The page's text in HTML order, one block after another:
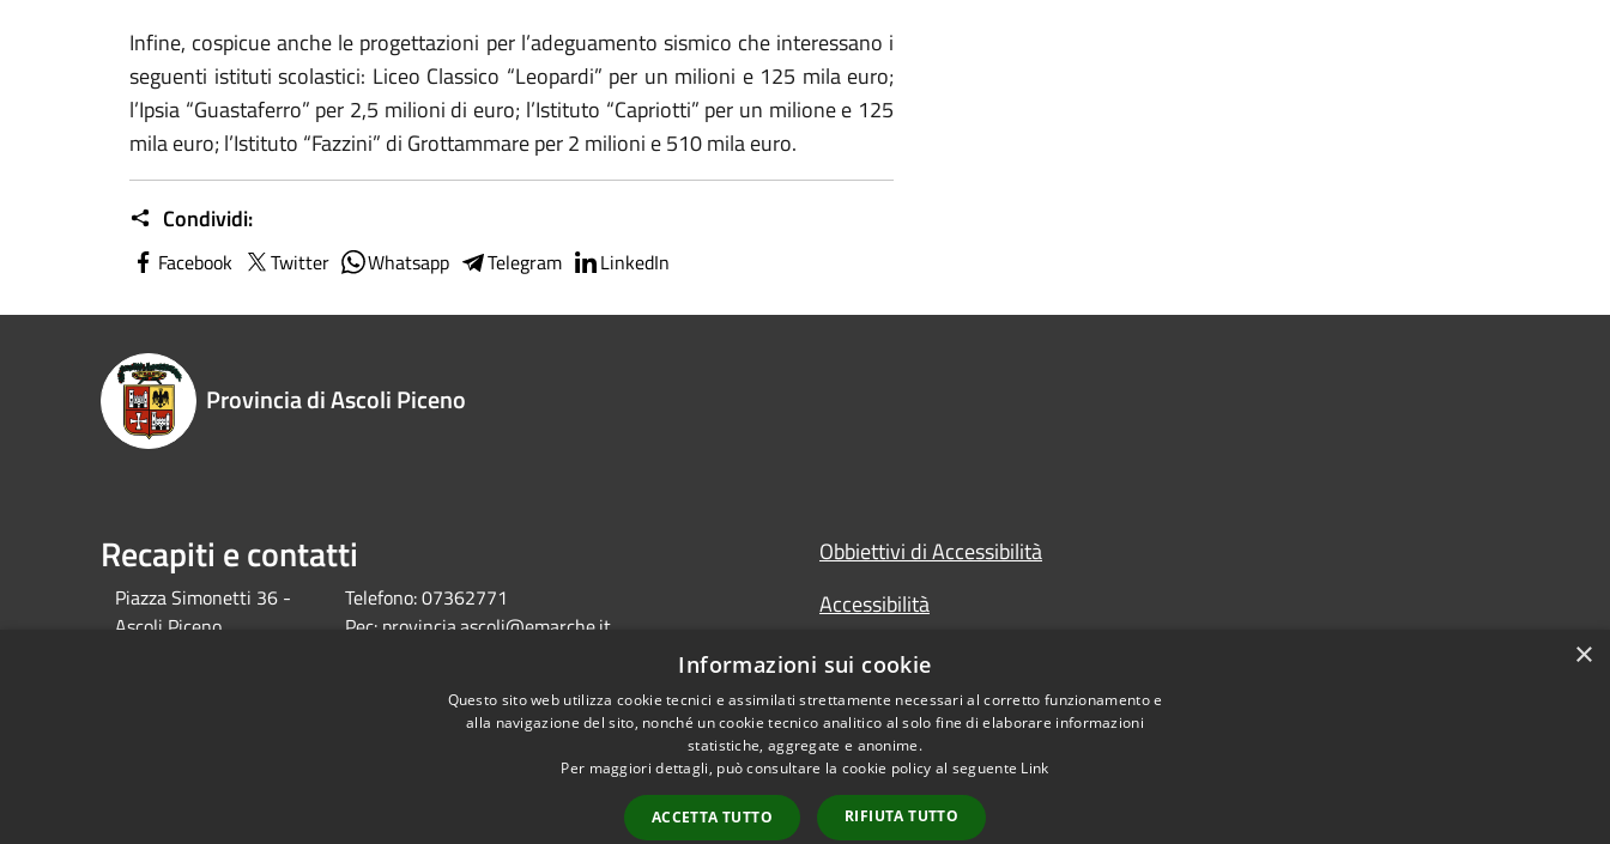
Infine, cospicue anche le progettazioni per l’adeguamento sismico che interessano i
seguenti istituti scolastici: Liceo Classico “Leopardi” per un milioni e 125 mila euro;
l’Ipsia “Guastaferro” per 2,5 milioni di euro; l’Istituto “Capriotti” per un milione e 125
mila euro; l’Istituto “Fazzini” di Grottammare per 2 milioni e 510 mila euro.
Condividi:
Facebook Twitter Whatsapp Telegram LinkedIn
Provincia di Ascoli Piceno
Recapiti e contatti
Piazza Simonetti 36 -
Ascoli Piceno
Telefono:07362771
Pec: provincia.ascoli@emarche.it
osl.provap@emarche.it
Obbiettivi di Accessibilità
Accessibilità
Dichiarazione di Accessibilità
Accesso Civico
Copyright © 2026 • Provincia di Ascoli Piceno • Powered by
×
Informazioni sui cookie
Questo sito web utilizza cookie tecnici e assimilati strettamente necessari al corretto funzionamento e
alla navigazione del sito, nonché un cookie tecnico analitico al solo fine di elaborare informazioni
statistiche, aggregate e anonime.
Per maggiori dettagli, può consultare la cookie policy al seguente Link
ACCETTA TUTTO RIFIUTA TUTTO